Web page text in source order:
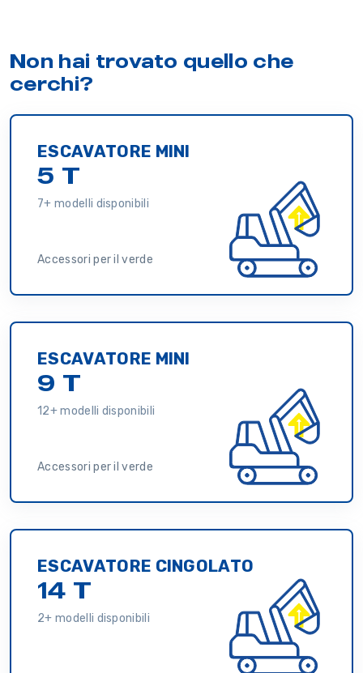
Non hai trovato quello che
cerchi?
ESCAVATORE MINI
5 T
7+ modelli disponibili
Accessori per il verde
ESCAVATORE MINI
9 T
12+ modelli disponibili
Accessori per il verde
ESCAVATORE CINGOLATO
14 T
2+ modelli disponibili